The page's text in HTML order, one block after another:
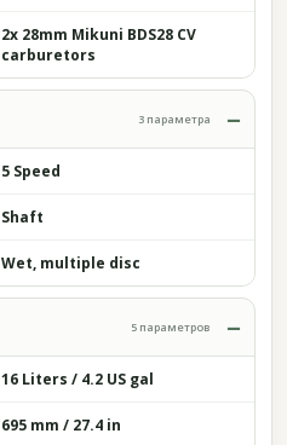
2x 28mm Mikuni BDS28 CV
carburetors
3 параметра
5 Speed
Shaft
Wet, multiple disc
5 параметров
16 Liters / 4.2 US gal
695 mm / 27.4 in